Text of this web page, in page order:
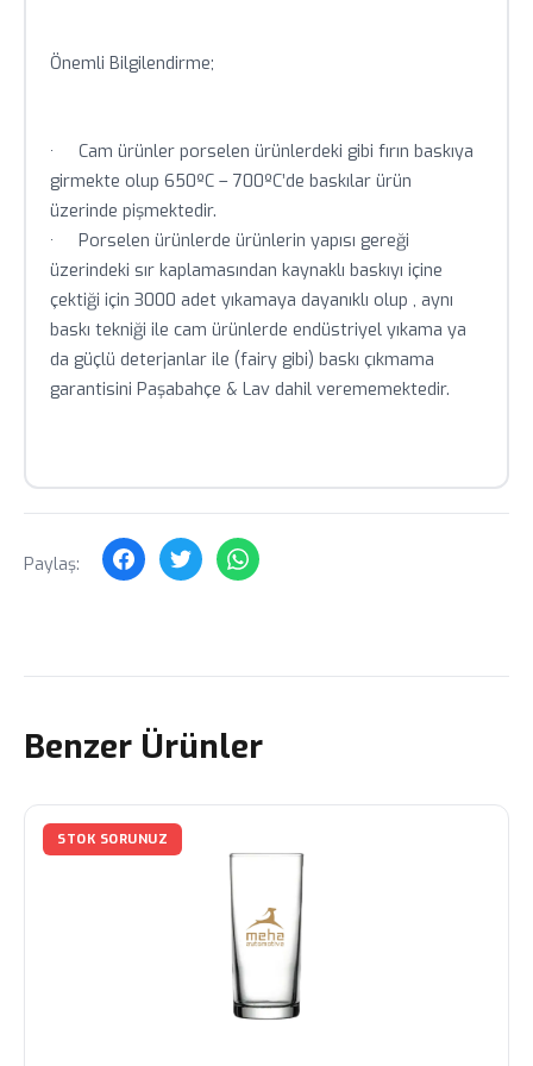
geçin.
Önemli Bilgilendirme;
· Cam ürünler porselen ürünlerdeki gibi fırın baskıya
girmekte olup 650ºC – 700ºC’de baskılar ürün
üzerinde pişmektedir.
· Porselen ürünlerde ürünlerin yapısı gereği
üzerindeki sır kaplamasından kaynaklı baskıyı içine
çektiği için 3000 adet yıkamaya dayanıklı olup , aynı
baskı tekniği ile cam ürünlerde endüstriyel yıkama ya
da güçlü deterjanlar ile (fairy gibi) baskı çıkmama
garantisini Paşabahçe & Lav dahil verememektedir.
Paylaş:
Benzer Ürünler
STOK SORUNUZ